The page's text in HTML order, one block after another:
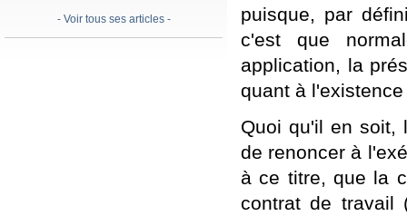
- Voir tous ses articles -
puisque, par
c'est que
application, la
quant à
Quoi qu'il en soit,
de renoncer à
à ce titre, que la
contrat de travail